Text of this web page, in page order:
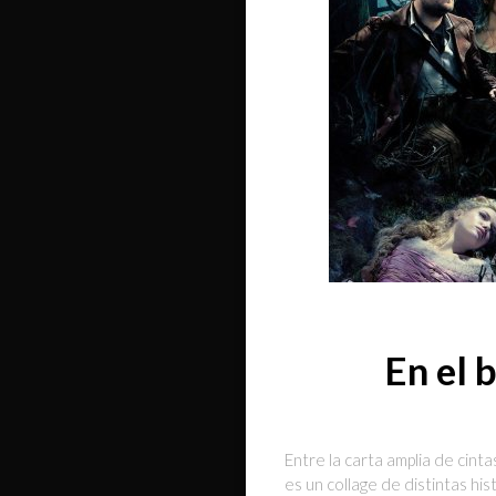
En el
Entre la carta amplia de
es un collage de distintas